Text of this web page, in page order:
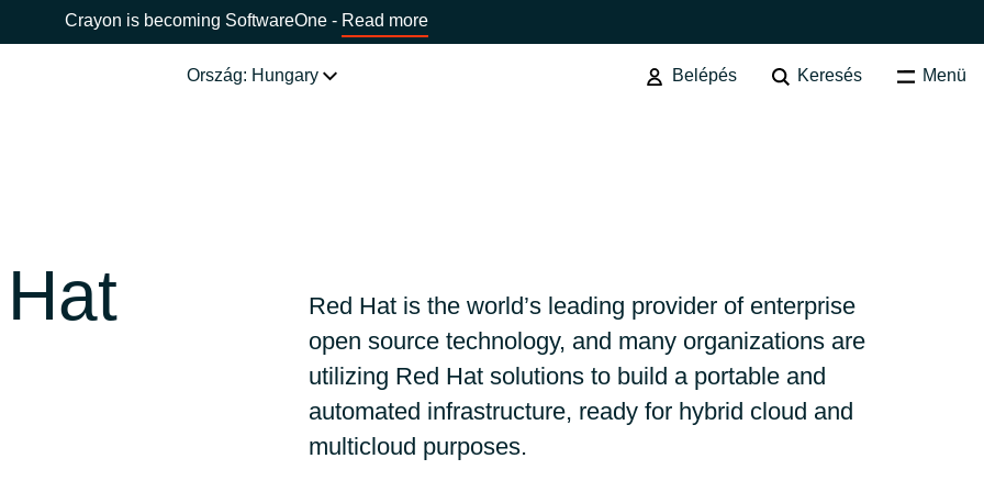
Crayon is becoming SoftwareOne - Read more
Ország: Hungary Belépés Keresés Menü
Australia
Czechia
költségoptimalizálás
Üzemeltetés és támogatás
Felhő érettség felmérése
Tanácsadás a felhő infrastruktúra
kialakításához
Felhő megvalósíthatósági
Red Hat is the world’s leading provider of enterprise
open source technology, and many organizations are
utilizing Red Hat solutions to build a portable and
automated infrastructure, ready for hybrid cloud and
multicloud purposes.